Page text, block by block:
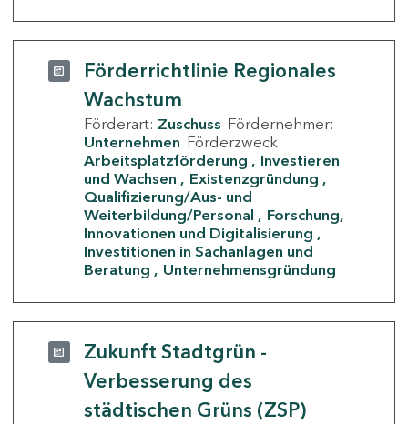
Förderrichtlinie Regionales
Wachstum
Förderart: Zuschuss Fördernehmer:
Unternehmen Förderzweck:
Arbeitsplatzförderung
Investieren
und Wachsen
Existenzgründung
Qualifizierung/Aus- und
Weiterbildung/Personal
Forschung,
Innovationen und Digitalisierung
Investitionen in Sachanlagen und
Beratung
Unternehmensgründung
Zukunft Stadtgrün -
Verbesserung des
städtischen Grüns (ZSP)